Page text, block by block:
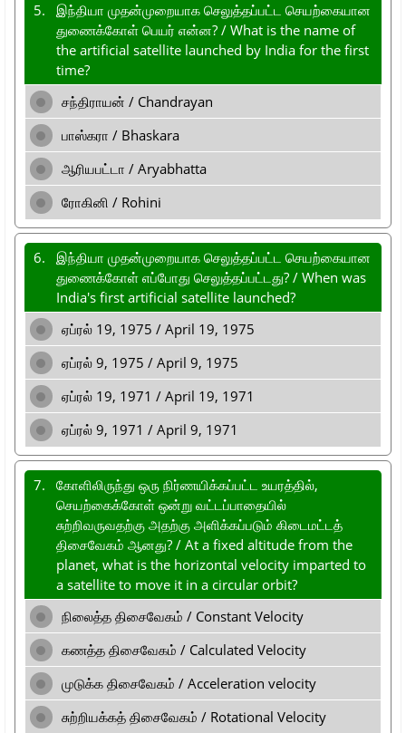
5.
இந்தியா முதன்முறையாக செலுத்தப்பட்ட செயற்கையான
துணைக்கோள் பெயர் என்ன? / What is the name of
the artificial satellite launched by India for the first
time?
சந்திராயன் / Chandrayan
பாஸ்கரா / Bhaskara
ஆரியபட்டா / Aryabhatta
ரோகினி / Rohini
6.
இந்தியா முதன்முறையாக செலுத்தப்பட்ட செயற்கையான
துணைக்கோள் எப்போது செலுத்தப்பட்டது? / When was
India's first artificial satellite launched?
ஏப்ரல் 19, 1975 / April 19, 1975
ஏப்ரல் 9, 1975 / April 9, 1975
ஏப்ரல் 19, 1971 / April 19, 1971
ஏப்ரல் 9, 1971 / April 9, 1971
7.
கோளிலிருந்து ஒரு நிர்ணயிக்கப்பட்ட உயரத்தில்,
செயற்கைக்கோள் ஒன்று வட்டப்பாதையில்
சுற்றிவருவதற்கு அதற்கு அளிக்கப்படும் கிடைமட்டத்
திசைவேகம் ஆனது? / At a fixed altitude from the
planet, what is the horizontal velocity imparted to
a satellite to move it in a circular orbit?
நிலைத்த திசைவேகம் / Constant Velocity
கணத்த திசைவேகம் / Calculated Velocity
முடுக்க திசைவேகம் / Acceleration velocity
சுற்றியக்கத் திசைவேகம் / Rotational Velocity